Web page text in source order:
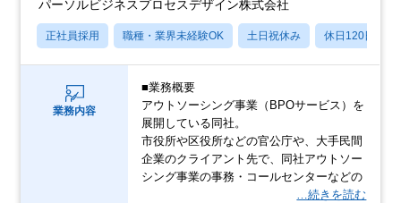
パーソルビジネスプロセスデザイン株式会社
正社員採用 職種・業界未経験OK 土日祝休み 休日120日以上
業務内容
■業務概要
アウトソーシング事業（BPOサービス）を
展開している同社。
市役所や区役所などの官公庁や、大手民間
企業のクライアント先で、同社アウトソー
シング事業の事務・コールセンターなどの
…続きを読む